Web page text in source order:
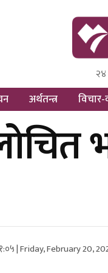
Himal
Dot
अर्थतन्त्र विचार-
| Friday, February 20,